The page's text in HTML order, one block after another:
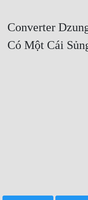
Converter
Có Một Cái